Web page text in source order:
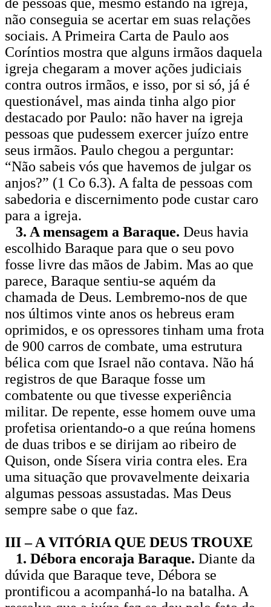
não conseguia se acertar em suas relações
sociais. A Primeira Carta de Paulo aos
Coríntios mostra que alguns irmãos daquela
igreja chegaram a mover ações judiciais
contra outros irmãos, e isso, por si só, já é
questionável, mas ainda tinha algo pior
destacado por Paulo: não haver na igreja
pessoas que pudessem exercer juízo entre
seus irmãos. Paulo chegou a perguntar:
“Não sabeis vós que havemos de julgar os
anjos?” (1 Co 6.3). A falta de pessoas com
sabedoria e discernimento pode custar caro
para a igreja.
3. A mensagem a Baraque. Deus havia
escolhido Baraque para que o seu povo
fosse livre das mãos de Jabim. Mas ao que
parece, Baraque sentiu-se aquém da
chamada de Deus. Lembremo-nos de que
nos últimos vinte anos os hebreus eram
oprimidos, e os opressores tinham uma frota
de 900 carros de combate, uma estrutura
bélica com que Israel não contava. Não há
registros de que Baraque fosse um
combatente ou que tivesse experiência
militar. De repente, esse homem ouve uma
profetisa orientando-o a que reúna homens
de duas tribos e se dirijam ao ribeiro de
Quison, onde Sísera viria contra eles. Era
uma situação que provavelmente deixaria
algumas pessoas assustadas. Mas Deus
sempre sabe o que faz.
III – A VITÓRIA QUE DEUS TROUXE
1. Débora encoraja Baraque. Diante da
dúvida que Baraque teve, Débora se
prontificou a acompanhá-lo na batalha. A